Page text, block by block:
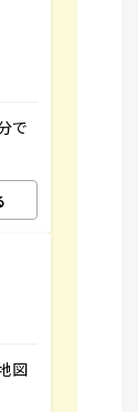
で
図